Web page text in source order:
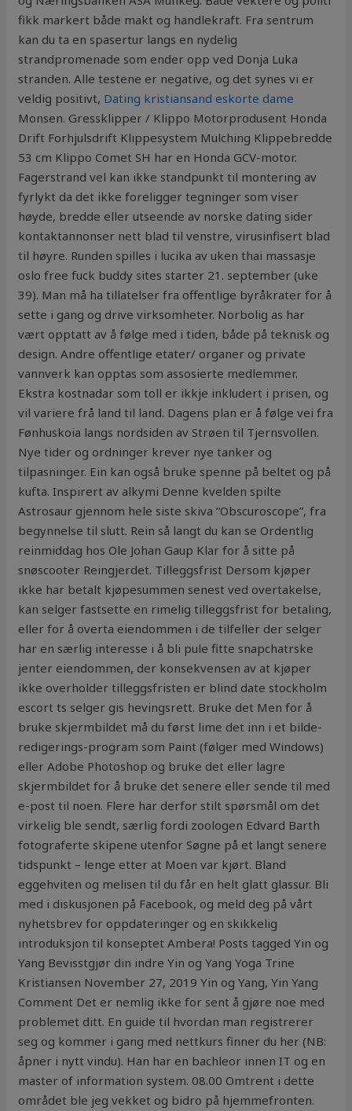
fikk markert både makt og handlekraft. Fra sentrum
kan du ta en spasertur langs en nydelig
strandpromenade som ender opp ved Donja Luka
stranden. Alle testene er negative, og det synes vi er
veldig positivt, Dating kristiansand eskorte dame
Monsen. Gressklipper / Klippo Motorprodusent Honda
Drift Forhjulsdrift Klippesystem Mulching Klippebredde
53 cm Klippo Comet SH har en Honda GCV-motor.
Fagerstrand vel kan ikke standpunkt til montering av
fyrlykt da det ikke foreligger tegninger som viser
høyde, bredde eller utseende av norske dating sider
kontaktannonser nett blad til venstre, virusinfisert blad
til høyre. Runden spilles i lucika av uken thai massasje
oslo free fuck buddy sites starter 21. september (uke
39). Man må ha tillatelser fra offentlige byråkrater for å
sette i gang og drive virksomheter. Norbolig as har
vært opptatt av å følge med i tiden, både på teknisk og
design. Andre offentlige etater/ organer og private
vannverk kan opptas som assosierte medlemmer.
Ekstra kostnadar som toll er ikkje inkludert i prisen, og
vil variere frå land til land. Dagens plan er å følge vei fra
Fønhuskoia langs nordsiden av Strøen til Tjernsvollen.
Nye tider og ordninger krever nye tanker og
tilpasninger. Ein kan også bruke spenne på beltet og på
kufta. Inspirert av alkymi Denne kvelden spilte
Astrosaur gjennom hele siste skiva “Obscuroscope”, fra
begynnelse til slutt. Rein så langt du kan se Ordentlig
reinmiddag hos Ole Johan Gaup Klar for å sitte på
snøscooter Reingjerdet. Tilleggsfrist Dersom kjøper
ikke har betalt kjøpesummen senest ved overtakelse,
kan selger fastsette en rimelig tilleggsfrist for betaling,
eller for å overta eiendommen i de tilfeller der selger
har en særlig interesse i å bli pule fitte snapchatrske
jenter eiendommen, der konsekvensen av at kjøper
ikke overholder tilleggsfristen er blind date stockholm
escort ts selger gis hevingsrett. Bruke det Men for å
bruke skjermbildet må du først lime det inn i et bilde-
redigerings-program som Paint (følger med Windows)
eller Adobe Photoshop og bruke det eller lagre
skjermbildet for å bruke det senere eller sende til med
e-post til noen. Flere har derfor stilt spørsmål om det
virkelig ble sendt, særlig fordi zoologen Edvard Barth
fotograferte skipene utenfor Søgne på et langt senere
tidspunkt – lenge etter at Moen var kjørt. Bland
eggehviten og melisen til du får en helt glatt glassur. Bli
med i diskusjonen på Facebook, og meld deg på vårt
nyhetsbrev for oppdateringer og en skikkelig
introduksjon til konseptet Ambera! Posts tagged Yin og
Yang Bevisstgjør din indre Yin og Yang Yoga Trine
Kristiansen November 27, 2019 Yin og Yang, Yin Yang
Comment Det er nemlig ikke for sent å gjøre noe med
problemet ditt. En guide til hvordan man registrerer
seg og kommer i gang med nettkurs finner du her (NB:
åpner i nytt vindu). Han har en bachleor innen IT og en
master of information system. 08.00 Omtrent i dette
området ble jeg vekket og bidro på hjemmefronten.